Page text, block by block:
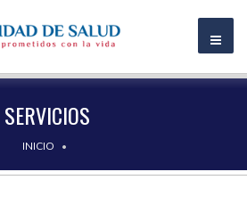
SERVICIOS
INICIO